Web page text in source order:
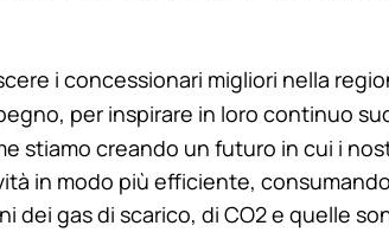
i concessionari migliori nella
per inspirare in loro continuo
stiamo creando un futuro in cui i
in modo più efficiente,
dei gas di scarico, di CO2 e quelle